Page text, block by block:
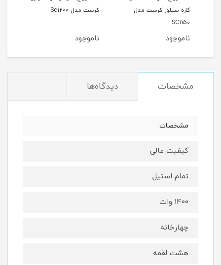
کاره سیلور کرست مدل
SC1150
ناموجود
کرست مدل Sc1200
ناموجود
مشخصات دیدگاه‌ها
مشخصات
کیفیت عالی
تمام استیل
1400 وات
چهارخانه
هشت لقمه